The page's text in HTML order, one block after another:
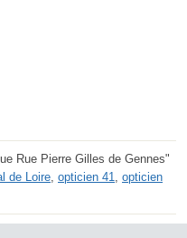
Rue Pierre Gilles de Gennes"
de Loire, opticien 41, opticien